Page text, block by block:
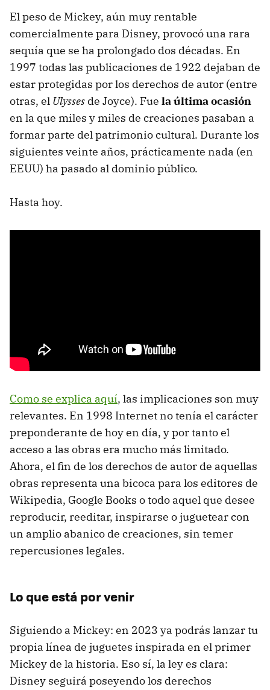
El peso de Mickey, aún muy rentable
comercialmente para Disney, provocó una rara
sequía que se ha prolongado dos décadas. En
1997 todas las publicaciones de 1922 dejaban de
estar protegidas por los derechos de autor (entre
otras, el Ulysses de Joyce). Fue la última ocasión
en la que miles y miles de creaciones pasaban a
formar parte del patrimonio cultural. Durante los
siguientes veinte años, prácticamente nada (en
EEUU) ha pasado al dominio público.
Hasta hoy.
Como se explica aquí, las implicaciones son muy
relevantes. En 1998 Internet no tenía el carácter
preponderante de hoy en día, y por tanto el
acceso a las obras era mucho más limitado.
Ahora, el fin de los derechos de autor de aquellas
obras representa una bicoca para los editores de
Wikipedia, Google Books o todo aquel que desee
reproducir, reeditar, inspirarse o juguetear con
un amplio abanico de creaciones, sin temer
repercusiones legales.
Lo que está por venir
Siguiendo a Mickey: en 2023 ya podrás lanzar tu
propia línea de juguetes inspirada en el primer
Mickey de la historia. Eso sí, la ley es clara:
Disney seguirá poseyendo los derechos